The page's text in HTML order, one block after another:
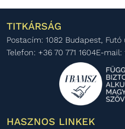
TITKÁRSÁG
Postacím: 1082 Budapest, Futó
Telefon: +36 70 771 1604E-mail:
HASZNOS LINKEK